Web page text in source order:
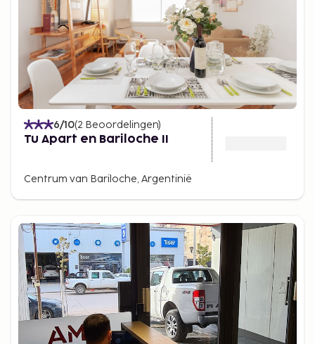
6/10(2 Beoordelingen)
Tu Apart en Bariloche II
Centrum van Bariloche, Argentinië